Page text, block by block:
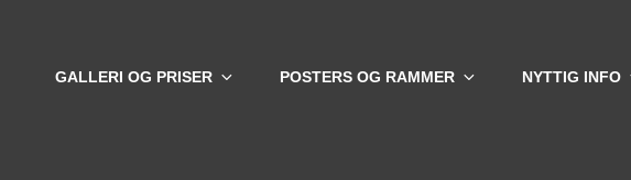
GALLERI OG PRISER POSTERS OG RAMMER NYTTIG INFO